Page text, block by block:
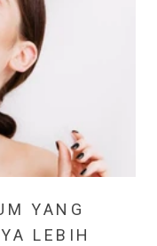
YANG
LEBIH